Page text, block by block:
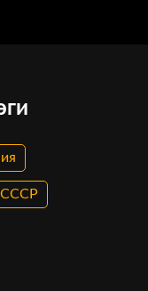
СССР